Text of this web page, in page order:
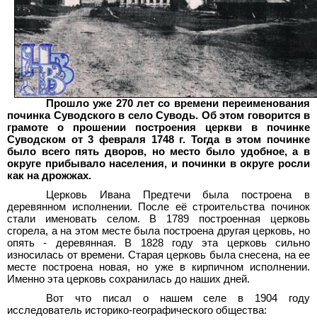
Прошло уже 270 лет со времени переименования
починка Суводского в село Суводь. Об этом говорится в
грамоте о прошении построения церкви в починке
Суводском от 3 февраля 1748 г. Тогда в этом починке
было всего пять дворов, но место было удобное, а в
округе прибывало населения, и починки в округе росли
как на дрожжах.
Церковь Ивана Предтечи была построена в
деревянном исполнении. После её строительства починок
стали именовать селом. В 1789 построенная церковь
сгорела, а на этом месте была построена другая церковь, но
опять - деревянная. В 1828 году эта церковь сильно
износилась от времени. Старая церковь была снесена, на ее
месте построена новая, но уже в кирпичном исполнении.
Именно эта церковь сохранилась до наших дней.
Вот что писал о нашем селе в 1904 году
исследователь историко-географического общества: